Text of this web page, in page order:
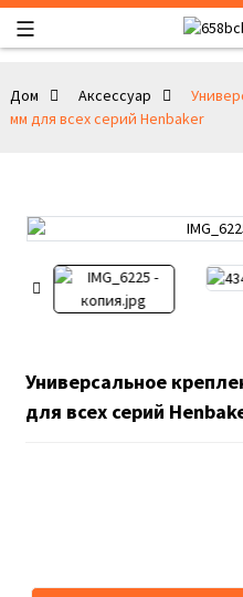
Дом Аксессуар
мм для всех серий Henbaker
Универсальное
для всех серий